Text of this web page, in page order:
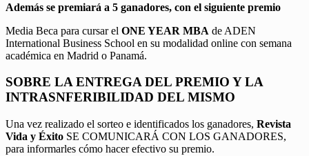
Además se premiará a 5 ganadores, con el siguiente premio
Media Beca para cursar el ONE YEAR MBA de ADEN
International Business School en su modalidad online con semana
académica en Madrid o Panamá.
SOBRE LA ENTREGA DEL PREMIO Y LA
INTRASNFERIBILIDAD DEL MISMO
Una vez realizado el sorteo e identificados los ganadores, Revista
Vida y Éxito SE COMUNICARÁ CON LOS GANADORES,
para informarles cómo hacer efectivo su premio.